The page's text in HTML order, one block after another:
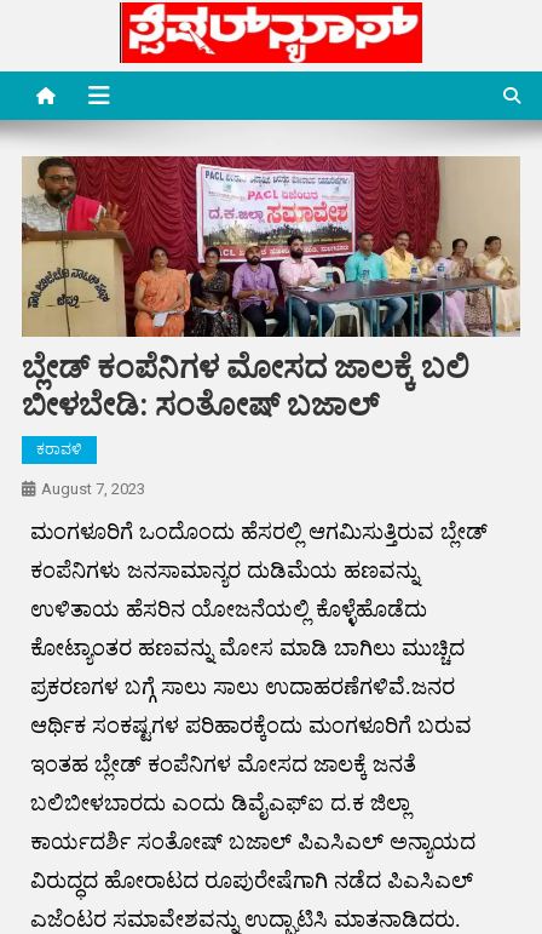
content
Special News Media
Special News Media
ಬ್ಲೇಡ್ ಕಂಪೆನಿಗಳ ಮೋಸದ ಜಾಲಕ್ಕೆ ಬಲಿ
ಬೀಳಬೇಡಿ: ಸಂತೋಷ್ ಬಜಾಲ್
ಕರಾವಳಿ
August 7, 2023
ಮಂಗಳೂರಿಗೆ ಒಂದೊಂದು ಹೆಸರಲ್ಲಿ ಆಗಮಿಸುತ್ತಿರುವ ಬ್ಲೇಡ್
ಕಂಪೆನಿಗಳು ಜನಸಾಮಾನ್ಯರ ದುಡಿಮೆಯ ಹಣವನ್ನು
ಉಳಿತಾಯ ಹೆಸರಿನ ಯೋಜನೆಯಲ್ಲಿ ಕೊಳ್ಳೆಹೊಡೆದು
ಕೋಟ್ಯಾಂತರ ಹಣವನ್ನು ಮೋಸ ಮಾಡಿ ಬಾಗಿಲು ಮುಚ್ಚಿದ
ಪ್ರಕರಣಗಳ ಬಗ್ಗೆ ಸಾಲು ಸಾಲು ಉದಾಹರಣೆಗಳಿವೆ.ಜನರ
ಆರ್ಥಿಕ ಸಂಕಷ್ಟಗಳ ಪರಿಹಾರಕ್ಕೆಂದು ಮಂಗಳೂರಿಗೆ ಬರುವ
ಇಂತಹ ಬ್ಲೇಡ್ ಕಂಪೆನಿಗಳ ಮೋಸದ ಜಾಲಕ್ಕೆ ಜನತೆ
ಬಲಿಬೀಳಬಾರದು ಎಂದು ಡಿವೈಎಫ್ಐ ದ.ಕ ಜಿಲ್ಲಾ
ಕಾರ್ಯದರ್ಶಿ ಸಂತೋಷ್ ಬಜಾಲ್ ಪಿಎಸಿಎಲ್ ಅನ್ಯಾಯದ
ವಿರುದ್ಧದ ಹೋರಾಟದ ರೂಪುರೇಷೆಗಾಗಿ ನಡೆದ ಪಿಎಸಿಎಲ್
ಎಜೆಂಟರ ಸಮಾವೇಶವನ್ನು ಉದ್ಘಾಟಿಸಿ ಮಾತನಾಡಿದರು.